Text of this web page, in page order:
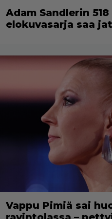
Adam Sandlerin
elokuvasarja saa
Vappu Pimiä sai